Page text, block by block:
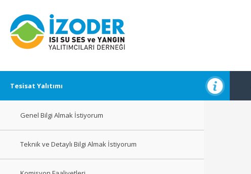
Tesisat Yalıtımı
Genel Bilgi Almak İstiyorum
Teknik ve Detaylı Bilgi Almak İstiyorum